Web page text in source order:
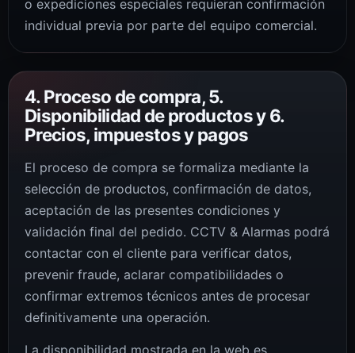
o expediciones especiales requieran confirmación
individual previa por parte del equipo comercial.
4. Proceso de compra, 5.
Disponibilidad de productos y 6.
Precios, impuestos y pagos
El proceso de compra se formaliza mediante la
selección de productos, confirmación de datos,
aceptación de las presentes condiciones y
validación final del pedido. CCTV & Alarmas podrá
contactar con el cliente para verificar datos,
prevenir fraude, aclarar compatibilidades o
confirmar extremos técnicos antes de procesar
definitivamente una operación.
La disponibilidad mostrada en la web es